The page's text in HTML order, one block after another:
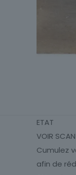
ETAT
VOIR SCAN
Cumulez
afin de